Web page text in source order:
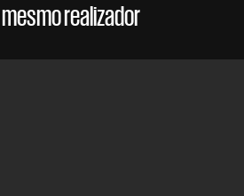
realizador